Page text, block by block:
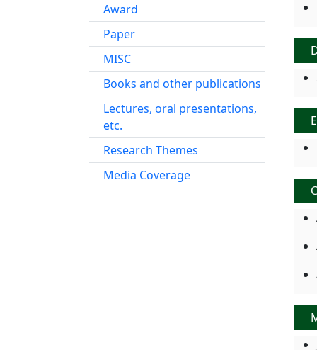
Award
Paper
MISC
Books and other publications
Lectures, oral presentations,
etc.
Research Themes
Media Coverage